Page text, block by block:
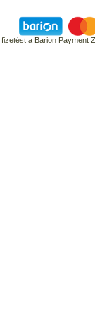
fizetést a Barion Payment